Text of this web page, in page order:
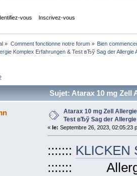
vous Inscrivez-vous
» Comment fonctionne notre forum» Bien
Komplex Erfahrungen & Test вЂў Sag der Allergie
Sujet: Atarax 10 mg Zell
Atarax 10 mg Zell
Test вЂў Sag der
« le: Septembre 26, 2023, 02:05:23
::::::: KLICKEN
::::::: Allergie